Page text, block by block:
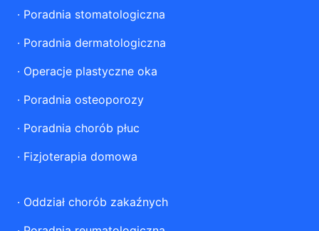
· Poradnia stomatologiczna
· Poradnia dermatologiczna
· Operacje plastyczne oka
· Poradnia osteoporozy
· Poradnia chorób płuc
· Fizjoterapia domowa
· Oddział chorób zakaźnych